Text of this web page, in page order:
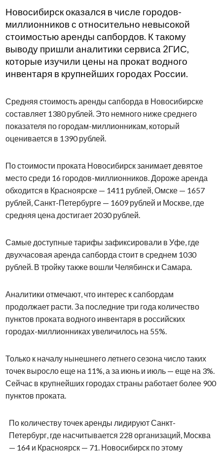
Новосибирск оказался в числе городов-
миллионников с относительно невысокой
стоимостью аренды сапбордов. К такому
выводу пришли аналитики сервиса 2ГИС,
которые изучили цены на прокат водного
инвентаря в крупнейших городах России.
Средняя стоимость аренды сапборда в Новосибирске
составляет 1380 рублей. Это немного ниже среднего
показателя по городам-миллионникам, который
оценивается в 1390 рублей.
По стоимости проката Новосибирск занимает девятое
место среди 16 городов-миллионников. Дороже аренда
обходится в Красноярске — 1411 рублей, Омске — 1657
рублей, Санкт-Петербурге — 1609 рублей и Москве, где
средняя цена достигает 2030 рублей.
Самые доступные тарифы зафиксировали в Уфе, где
двухчасовая аренда сапборда стоит в среднем 1030
рублей. В тройку также вошли Челябинск и Самара.
Аналитики отмечают, что интерес к сапбордам
продолжает расти. За последние три года количество
пунктов проката водного инвентаря в российских
городах-миллионниках увеличилось на 55%.
Только к началу нынешнего летнего сезона число таких
точек выросло еще на 11%, а за июнь и июль — еще на 3%.
Сейчас в крупнейших городах страны работает более 900
пунктов проката.
По количеству точек аренды лидируют Санкт-
Петербург, где насчитывается 228 организаций, Москва
— 164 и Красноярск — 71. Новосибирск по этому